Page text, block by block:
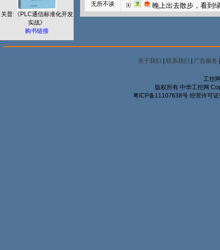
关普:《PLC通信标准化开发
实战》
购书链接
无所不谈 晚上出去散步，看到
关于我们 | 联系我们 | 广告服务
工控
版权所有 中华工控网
粤ICP备11107638号 经营许可